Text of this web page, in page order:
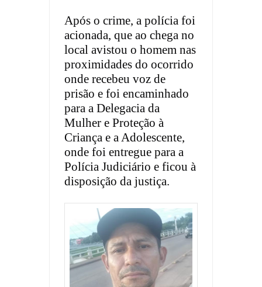
Após o crime, a polícia foi
acionada, que ao chega no
local avistou o homem nas
proximidades do ocorrido
onde recebeu voz de
prisão e foi encaminhado
para a Delegacia da
Mulher e Proteção à
Criança e a Adolescente,
onde foi entregue para a
Polícia Judiciário e ficou à
disposição da justiça.